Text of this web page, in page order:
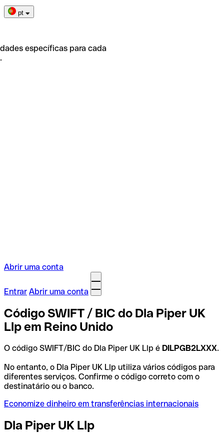
pt
específicas para cada
Abrir uma conta
Entrar Abrir uma conta
Código SWIFT / BIC do Dla Piper UK
Llp em Reino Unido
O código SWIFT/BIC do Dla Piper UK Llp é DILPGB2LXXX.
No entanto, o Dla Piper UK Llp utiliza vários códigos para
diferentes serviços. Confirme o código correto com o
destinatário ou o banco.
Economize dinheiro em transferências internacionais
Dla Piper UK Llp